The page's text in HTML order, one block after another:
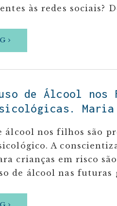
às redes sociais?
de Álcool
álcool nos filhos são
A
crianças em risco
de álcool nas futuras